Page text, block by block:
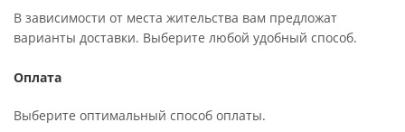
В зависимости от места жительства вам предложат
варианты доставки. Выберите любой удобный способ.
Оплата
Выберите оптимальный способ оплаты.